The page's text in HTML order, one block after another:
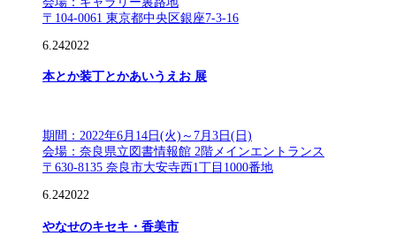
〒104-0061 東京都中央区銀座7-3-16
6.242022
本とか装丁とかあいうえお 展
期間：2022年6月14日(火)～7月3日(日)
会場：奈良県立図書情報館 2階メインエントランス
〒630-8135 奈良市大安寺西1丁目1000番地
6.242022
やなせのキセキ・香美市